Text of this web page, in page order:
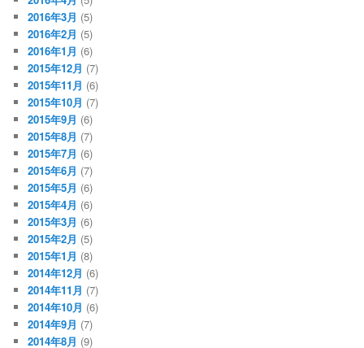
2016年3月 (5)
2016年2月 (5)
2016年1月 (6)
2015年12月 (7)
2015年11月 (6)
2015年10月 (7)
2015年9月 (6)
2015年8月 (7)
2015年7月 (6)
2015年6月 (7)
2015年5月 (6)
2015年4月 (6)
2015年3月 (6)
2015年2月 (5)
2015年1月 (8)
2014年12月 (6)
2014年11月 (7)
2014年10月 (6)
2014年9月 (7)
2014年8月 (9)